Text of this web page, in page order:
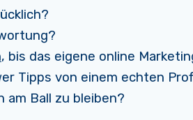
, bis das eigene online
Tipps von einem echten
am Ball zu bleiben?